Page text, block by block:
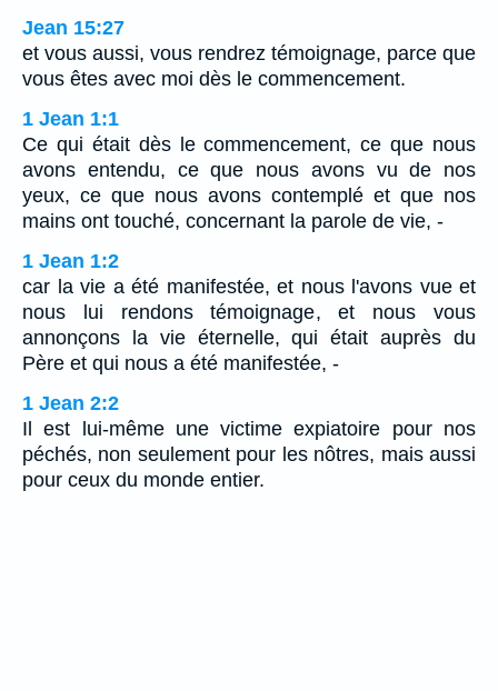
Jean 15:27
et vous aussi, vous rendrez témoignage, parce que
vous êtes avec moi dès le commencement.
1 Jean 1:1
Ce qui était dès le commencement, ce que nous
avons entendu, ce que nous avons vu de nos
yeux, ce que nous avons contemplé et que nos
mains ont touché, concernant la parole de vie, -
1 Jean 1:2
car la vie a été manifestée, et nous l'avons vue et
nous lui rendons témoignage, et nous vous
annonçons la vie éternelle, qui était auprès du
Père et qui nous a été manifestée, -
1 Jean 2:2
Il est lui-même une victime expiatoire pour nos
péchés, non seulement pour les nôtres, mais aussi
pour ceux du monde entier.